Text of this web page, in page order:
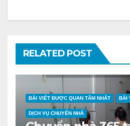
RELATED POST
BÀI VIẾT ĐƯỢC QUAN TÂM NHẤT BÀI
DỊCH VỤ CHUYỂN NHÀ